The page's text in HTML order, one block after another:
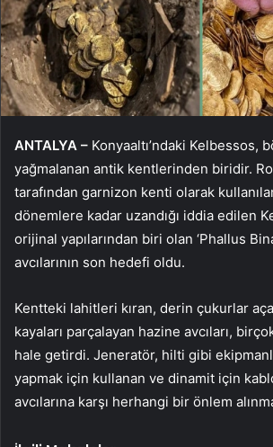
ANTALYA – Konyaaltı’ndaki Kelbessos,
yağmalanan antik kentlerinden biridir.
tarafından garnizon kenti olarak
dönemlere kadar uzandığı iddia edilen
orijinal yapılarından biri olan ‘Phallus
avcılarının son hedefi oldu.
Kentteki lahitleri kıran, derin çukurlar
kayaları parçalayan hazine avcıları,
hale getirdi. Jeneratör, hilti gibi
yapmak için kullanan ve dinamit için
avcılarına karşı herhangi bir önlem